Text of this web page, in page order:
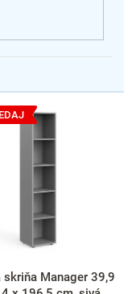
skriňa Manager 39,9